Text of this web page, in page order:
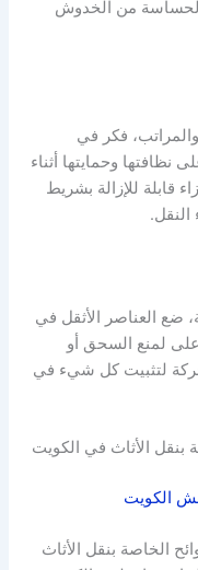
الحساسة من الخدوش
والمراتب، فكر في
وحمايتها أثناء
قابلة للإزالة بشريط
النقل.
ضع العناصر الأثقل في
لمنع السحق أو
لتثبيت كل شيء في
الكويت
الخاصة بنقل الأثاث